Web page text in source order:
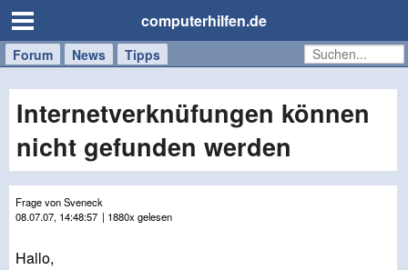
computerhilfen.de
Forum News Tipps
Handy
Tablet
Windows
Mac
Internetverknüfungen können
nicht gefunden werden
Frage von Sveneck
08.07.07, 14:48:57 | 1880x gelesen
Hallo,